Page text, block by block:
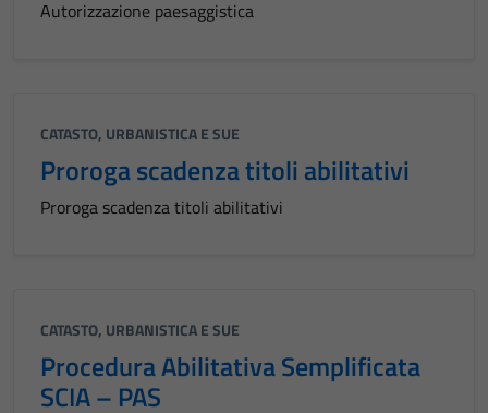
Autorizzazione paesaggistica
CATASTO, URBANISTICA E SUE
Proroga scadenza titoli abilitativi
Proroga scadenza titoli abilitativi
CATASTO, URBANISTICA E SUE
Procedura Abilitativa Semplificata
SCIA – PAS